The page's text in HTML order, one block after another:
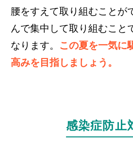
腰をすえて取り組むことが
んで集中して取り組むこと
なります。 この夏を一気に
高みを目指しましょう。
感染症防止